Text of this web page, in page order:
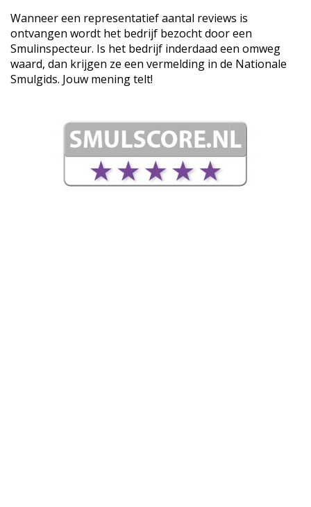
Wanneer een representatief aantal reviews is
ontvangen wordt het bedrijf bezocht door een
Smulinspecteur. Is het bedrijf inderdaad een omweg
waard, dan krijgen ze een vermelding in de Nationale
Smulgids. Jouw mening telt!